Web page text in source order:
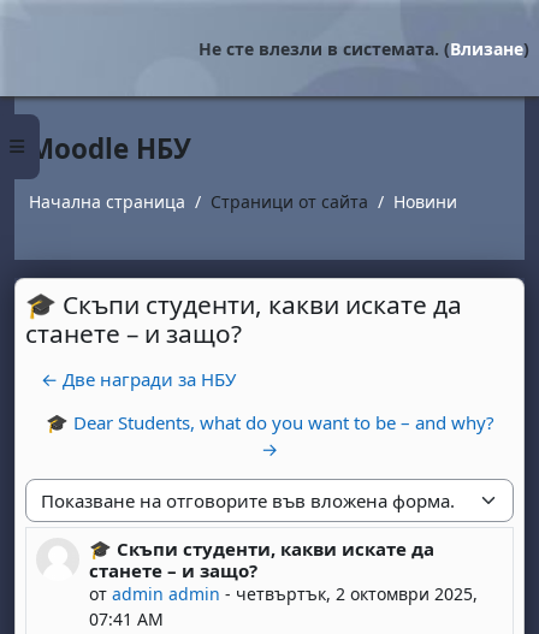
Страничен панел
Не сте влезли в системата. (Влизане)
Moodle НБУ
Начална страница Страници от сайта Новини
🎓 Скъпи студенти, какви искате да
станете – и защо?
← Две награди за НБУ
🎓 Dear Students, what do you want to be – and why?
→
Начин на показване
🎓 Скъпи студенти, какви искате да
станете – и защо?
от admin admin - четвъртък, 2 октомври 2025,
07:41 AM
Number of replies: 0